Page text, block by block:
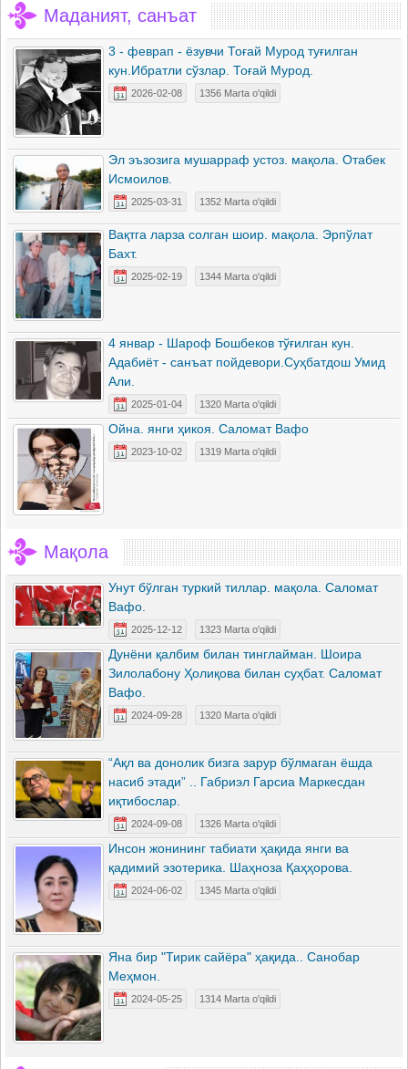
Маданият, санъат
3 - феврап - ёзувчи Тоғай Мурод туғилган
кун.Ибратли сўзлар. Тоғай Мурод.
2026-02-08 1356 Marta o'qildi
Эл эъзозига мушарраф устоз. мақола. Отабек
Исмоилов.
2025-03-31 1352 Marta o'qildi
Вақтга ларза солган шоир. мақола. Эрпўлат
Бахт.
2025-02-19 1344 Marta o'qildi
4 январ - Шароф Бошбеков тўғилган кун.
Адабиёт - санъат пойдевори.Суҳбатдош Умид
Али.
2025-01-04 1320 Marta o'qildi
Ойна. янги ҳикоя. Саломат Вафо
2023-10-02 1319 Marta o'qildi
Мақола
Унут бўлган туркий тиллар. мақола. Саломат
Вафо.
2025-12-12 1323 Marta o'qildi
Дунёни қалбим билан тинглайман. Шоира
Зилолабону Ҳолиқова билан суҳбат. Саломат
Вафо.
2024-09-28 1320 Marta o'qildi
“Ақл ва донолик бизга зарур бўлмаган ёшда
насиб этади” .. Габриэл Гарсиа Маркесдан
иқтибослар.
2024-09-08 1326 Marta o'qildi
Инсон жонининг табиати ҳақида янги ва
қадимий эзотерика. Шаҳноза Қаҳҳорова.
2024-06-02 1345 Marta o'qildi
Яна бир "Тирик сайёра" ҳақида.. Санобар
Меҳмон.
2024-05-25 1314 Marta o'qildi